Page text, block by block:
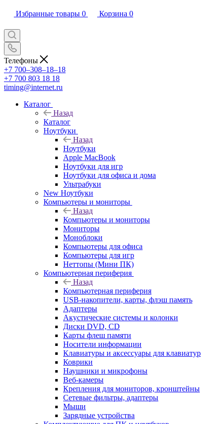
Избранные товары 0 Корзина 0
Телефоны
+7 700‒308‒18‒18
+7 700 803 18 18
timing@internet.ru
Каталог
Назад
Каталог
Ноутбуки
Назад
Ноутбуки
Apple MacBook
Ноутбуки для игр
Ноутбуки для офиса и дома
Ультрабуки
New Ноутбуки
Компьютеры и мониторы
Назад
Компьютеры и мониторы
Мониторы
Моноблоки
Компьютеры для офиса
Компьютеры для игр
Неттопы (Мини ПК)
Компьютерная периферия
Назад
Компьютерная периферия
USB-накопители, карты, флэш память
Адаптеры
Акустические системы и колонки
Диски DVD, CD
Карты флеш памяти
Носители информации
Клавиатуры и аксессуары для клавиатур
Коврики
Наушники и микрофоны
Веб-камеры
Крепления для мониторов, кронштейны
Сетевые фильтры, адаптеры
Мыши
Зарядные устройства